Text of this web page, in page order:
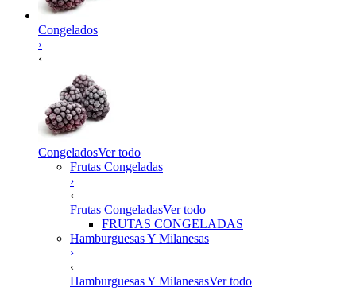
Congelados
›
‹
CongeladosVer todo
Frutas Congeladas
›
‹
Frutas CongeladasVer todo
FRUTAS CONGELADAS
Hamburguesas Y Milanesas
›
‹
Hamburguesas Y MilanesasVer todo